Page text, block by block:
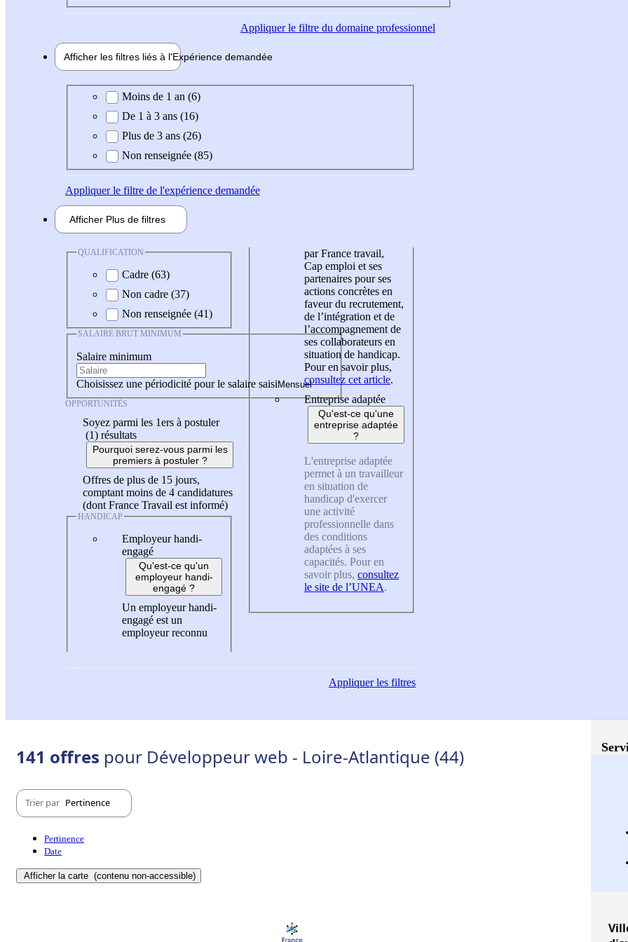
Appliquerle filtre du domaine professionnel
Afficher les filtres liés à l'Expérience demandée
Expérience demandée
Moins de 1 an (6)
De 1 à 3 ans (16)
Plus de 3 ans (26)
Non renseignée (85)
Appliquerle filtre de l'expérience demandée
Afficher Plus de filtres
QUALIFICATION
Cadre (63)
Non cadre (37)
Non renseignée (41)
SALAIRE BRUT MINIMUM
Salaire minimum
Choisissez une périodicité pour le salaire saisi
OPPORTUNITÉS
Soyez parmi les 1ers à postuler
(1) résultats
Pourquoi serez-vous parmi les
premiers à postuler ?
Offres de plus de 15 jours,
comptant moins de 4 candidatures
(dont France Travail est informé)
HANDICAP
Employeur handi-
engagé
Qu'est-ce qu'un
employeur handi-
engagé ?
Un employeur handi-
engagé est un
employeur reconnu
par France travail,
Cap emploi et ses
partenaires pour ses
actions concrètes en
faveur du recrutement,
de l’intégration et de
l’accompagnement de
ses collaborateurs en
situation de handicap.
Pour en savoir plus,
consultez cet article.
Entreprise adaptée
Qu'est-ce qu'une
entreprise adaptée
?
L'entreprise adaptée
permet à un travailleur
en situation de
handicap d'exercer
une activité
professionnelle dans
des conditions
adaptées à ses
capacités. Pour en
savoir plus, consultez
le site de l’UNEA.
Appliquerles filtres
141 offres pour Développeur web - Loire-Atlantique (44)
Trier par Pertinence
Pertinence
Date
Afficher la carte (contenu non-accessible)